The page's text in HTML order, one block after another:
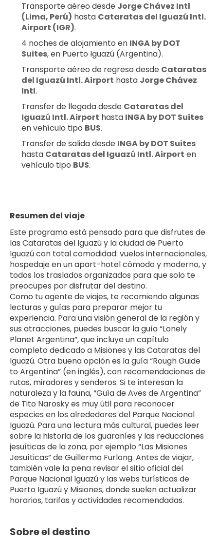
Transporte aéreo desde Jorge Chávez Intl
(Lima, Perú) hasta Cataratas del Iguazú Intl.
Airport (IGR).
4 noches de alojamiento en INGA by DOT
Suites, en Puerto Iguazú (Argentina).
Transporte aéreo de regreso desde Cataratas
del Iguazú Intl. Airport hasta Jorge Chávez
Intl.
Transfer de llegada desde Cataratas del
Iguazú Intl. Airport hasta INGA by DOT Suites
en vehículo tipo BUS.
Transfer de salida desde INGA by DOT Suites
hasta Cataratas del Iguazú Intl. Airport en
vehículo tipo BUS.
Resumen del viaje
Este programa está pensado para que disfrutes de
las Cataratas del Iguazú y la ciudad de Puerto
Iguazú con total comodidad: vuelos internacionales,
hospedaje en un apart-hotel cómodo y moderno, y
todos los traslados organizados para que solo te
preocupes por disfrutar del destino.
Como tu agente de viajes, te recomiendo algunas
lecturas y guías para preparar mejor tu
experiencia. Para una visión general de la región y
sus atracciones, puedes buscar la guía “Lonely
Planet Argentina”, que incluye un capítulo
completo dedicado a Misiones y las Cataratas del
Iguazú. Otra buena opción es la guía “Rough Guide
to Argentina” (en inglés), con recomendaciones de
rutas, miradores y senderos. Si te interesan la
naturaleza y la fauna, “Guía de Aves de Argentina”
de Tito Narosky es muy útil para reconocer
especies en los alrededores del Parque Nacional
Iguazú. Para una lectura más cultural, puedes leer
sobre la historia de los guaraníes y las reducciones
jesuíticas de la zona, por ejemplo “Las Misiones
Jesuíticas” de Guillermo Furlong. Antes de viajar,
también vale la pena revisar el sitio oficial del
Parque Nacional Iguazú y las webs turísticas de
Puerto Iguazú y Misiones, donde suelen actualizar
horarios, tarifas y actividades recomendadas.
Sobre el destino